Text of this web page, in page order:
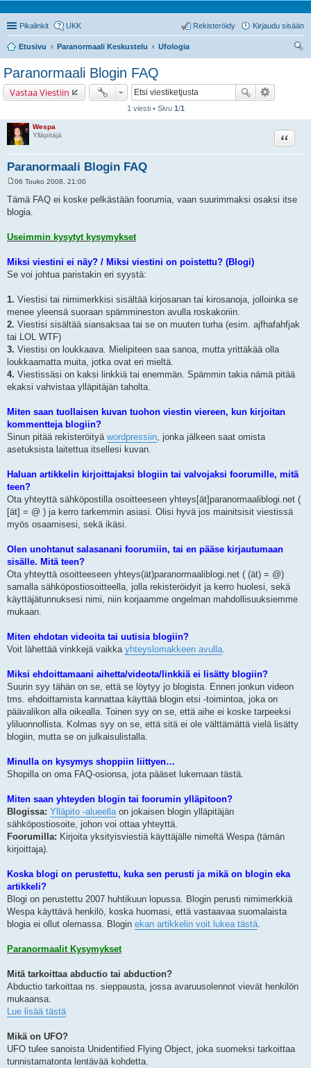
Pikalinkit UKK Kirjaudu sisään
Rekisteröidy
Etusivu Paranormaali Keskustelu
Ufologia
Paranormaali Blogin FAQ
Vastaa Viestiin
1 viesti • Sivu 1/1
Wespa
Ylläpitäjä
Paranormaali Blogin FAQ
Lainaa
i
e
s
06 Touko 2008, 21:00
Tämä FAQ ei koske pelkästään foorumia, vaan suurimmaksi osaksi itse
blogia.
Useimmin kysytyt kysymykset
Miksi viestini ei näy? / Miksi viestini on poistettu? (Blogi)
Se voi johtua paristakin eri syystä:
1. Viestisi tai nimimerkkisi sisältää kirjosanan tai kirosanoja, jolloinka se
menee yleensä suoraan spämmineston avulla roskakoriin.
2. Viestisi sisältää siansaksaa tai se on muuten turha (esim. ajfhafahfjak
tai LOL WTF)
3. Viestisi on loukkaava. Mielipiteen saa sanoa, mutta yrittäkää olla
loukkaamatta muita, jotka ovat eri mieltä.
4. Viestissäsi on kaksi linkkiä tai enemmän. Spämmin takia nämä pitää
ekaksi vahvistaa ylläpitäjän taholta.
Miten saan tuollaisen kuvan tuohon viestin viereen, kun kirjoitan
kommentteja blogiin?
Sinun pitää rekisteröityä wordpressiin, jonka jälkeen saat omista
asetuksista laitettua itsellesi kuvan.
Haluan artikkelin kirjoittajaksi blogiin tai valvojaksi foorumille, mitä
teen?
Ota yhteyttä sähköpostilla osoitteeseen yhteys[ät]paranormaaliblogi.net (
[ät] = @ ) ja kerro tarkemmin asiasi. Olisi hyvä jos mainitsisit viestissä
myös osaamisesi, sekä ikäsi.
Olen unohtanut salasanani foorumiin, tai en pääse kirjautumaan
sisälle. Mitä teen?
Ota yhteyttä osoitteeseen yhteys(ät)paranormaaliblogi.net ( (ät) = @)
samalla sähköpostiosoitteella, jolla rekisteröidyit ja kerro huolesi, sekä
käyttäjätunnuksesi nimi, niin korjaamme ongelman mahdollisuuksiemme
mukaan.
Miten ehdotan videoita tai uutisia blogiin?
Voit lähettää vinkkejä vaikka yhteyslomakkeen avulla.
Miksi ehdoittamaani aihetta/videota/linkkiä ei lisätty blogiin?
Suurin syy tähän on se, että se löytyy jo blogista. Ennen jonkun videon
tms. ehdoittamista kannattaa käyttää blogin etsi -toimintoa, joka on
päävalikon alla oikealla. Toinen syy on se, että aihe ei koske tarpeeksi
yliluonnollista. Kolmas syy on se, että sitä ei ole välttämättä vielä lisätty
blogiin, mutta se on julkaisulistalla.
Minulla on kysymys shoppiin liittyen…
Shopilla on oma FAQ-osionsa, jota pääset lukemaan tästä.
Miten saan yhteyden blogin tai foorumin ylläpitoon?
Blogissa: Ylläpito -alueellaon jokaisen blogin ylläpitäjän
sähköpostiosoite, johon voi ottaa yhteyttä.
Foorumilla: Kirjoita yksityisviestiä käyttäjälle nimeltä Wespa (tämän
kirjoittaja).
Koska blogi on perustettu, kuka sen perusti ja mikä on blogin eka
artikkeli?
Blogi on perustettu 2007 huhtikuun lopussa. Blogin perusti nimimerkkiä
Wespa käyttävä henkilö, koska huomasi, että vastaavaa suomalaista
blogia ei ollut olemassa. Blogin ekan artikkelin voit lukea tästä.
Paranormaalit Kysymykset
Mitä tarkoittaa abductio tai abduction?
Abductio tarkoittaa ns. sieppausta, jossa avaruusolennot vievät henkilön
mukaansa.
Lue lisää tästä
Mikä on UFO?
UFO tulee sanoista Unidentified Flying Object, joka suomeksi tarkoittaa
tunnistamatonta lentävää kohdetta.